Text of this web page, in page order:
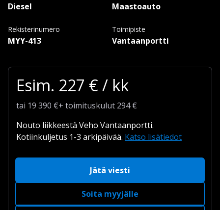
Diesel Maastoauto
Rekisterinumero
MYY-413
Toimipiste
Vantaanportti
Esim. 227 € / kk
tai 19 390 €+ toimituskulut 294 €
Nouto liikkeestä Veho Vantaanportti.
Kotiinkuljetus 1-3 arkipäivää. Katso lisätiedot
Jätä viesti
Soita myyjälle